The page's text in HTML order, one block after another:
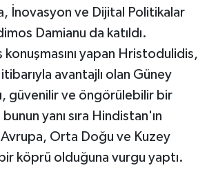
İnovasyon ve Dijital Politikalar
Damianu da katıldı.
konuşmasını yapan Hristodulidis,
avantajlı olan Güney
güvenilir ve öngörülebilir bir
yanı sıra Hindistan'ın
Orta Doğu ve Kuzey
köprü olduğuna vurgu yaptı.